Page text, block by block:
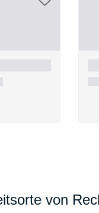
von